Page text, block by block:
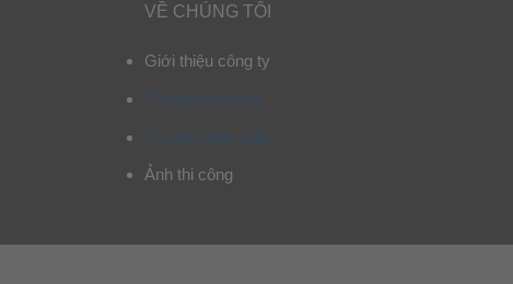
VỀ CHÚNG TÔI
Giới thiệu công ty
Thông tin liên hệ
Tư vấn chọn mẫu
Ảnh thi công